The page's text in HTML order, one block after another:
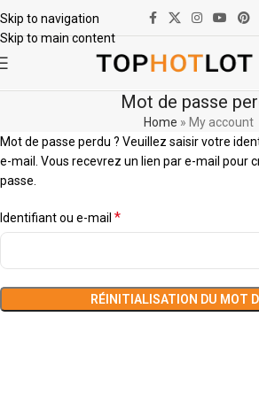
Skip to navigation
Skip to main content
Mot de passe
Home » My account
Mot de passe perdu ? Veuillez saisir votre
e-mail. Vous recevrez un lien par e-mail pour
passe.
Identifiant ou e-mail *
RÉINITIALISATION DU MOT